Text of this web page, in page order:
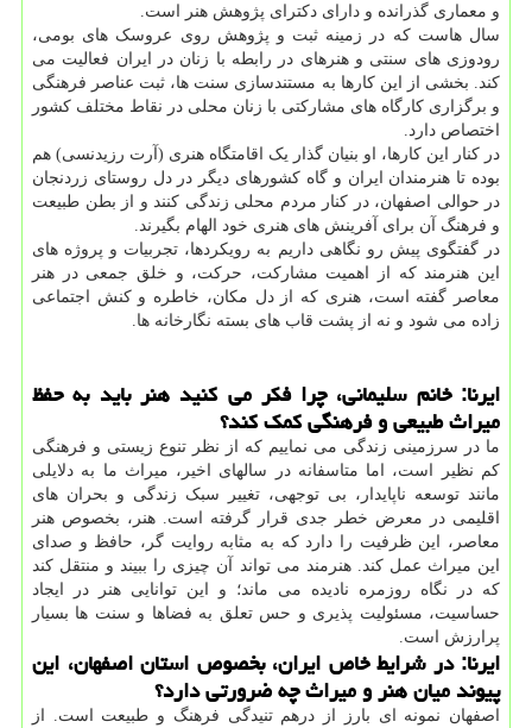
و معماری گذرانده و دارای دکترای پژوهش هنر است.
سال هاست که در زمینه ثبت و پژوهش روی عروسک های بومی،
رودوزی های سنتی و هنرهای در رابطه با زنان در ایران فعالیت می
کند. بخشی از این کارها به مستندسازی سنت ها، ثبت عناصر فرهنگی
و برگزاری کارگاه های مشارکتی با زنان محلی در نقاط مختلف کشور
اختصاص دارد.
در کنار این کارها، او بنیان گذار یک اقامتگاه هنری (آرت رزیدنسی) هم
بوده تا هنرمندان ایران و گاه کشورهای دیگر در دل روستای زردنجان
در حوالی اصفهان، در کنار مردم محلی زندگی کنند و از بطن طبیعت
و فرهنگ آن برای آفرینش های هنری خود الهام بگیرند.
در گفتگوی پیش رو نگاهی داریم به رویکردها، تجربیات و پروژه های
این هنرمند که از اهمیت مشارکت، حرکت، و خلق جمعی در هنر
معاصر گفته است، هنری که از دل مکان، خاطره و کنش اجتماعی
زاده می شود و نه از پشت قاب های بسته نگارخانه ها.
ایرنا: خانم سلیمانی، چرا فکر می کنید هنر باید به حفظ
میراث طبیعی و فرهنگی کمک کند؟
ما در سرزمینی زندگی می نماییم که از نظر تنوع زیستی و فرهنگی
کم نظیر است، اما متاسفانه در سالهای اخیر، میراث ما به دلایلی
مانند توسعه ناپایدار، بی توجهی، تغییر سبک زندگی و بحران های
اقلیمی در معرض خطر جدی قرار گرفته است. هنر، بخصوص هنر
معاصر، این ظرفیت را دارد که به مثابه روایت گر، حافظ و صدای
این میراث عمل کند. هنرمند می تواند آن چیزی را ببیند و منتقل کند
که در نگاه روزمره نادیده می ماند؛ و این توانایی هنر در ایجاد
حساسیت، مسئولیت پذیری و حس تعلق به فضاها و سنت ها بسیار
پرارزش است.
ایرنا: در شرایط خاص ایران، بخصوص استان اصفهان، این
پیوند میان هنر و میراث چه ضرورتی دارد؟
اصفهان نمونه ای بارز از درهم تنیدگی فرهنگ و طبیعت است. از